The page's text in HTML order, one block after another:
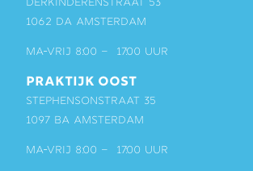
Derkinderenstraat 53
1062 DA Amsterdam
ma-vrij 8:00 – 17:00 uur
PRAKTIJK OOST
Stephensonstraat 35
1097 BA Amsterdam
ma-vrij 8:00 – 17:00 uur